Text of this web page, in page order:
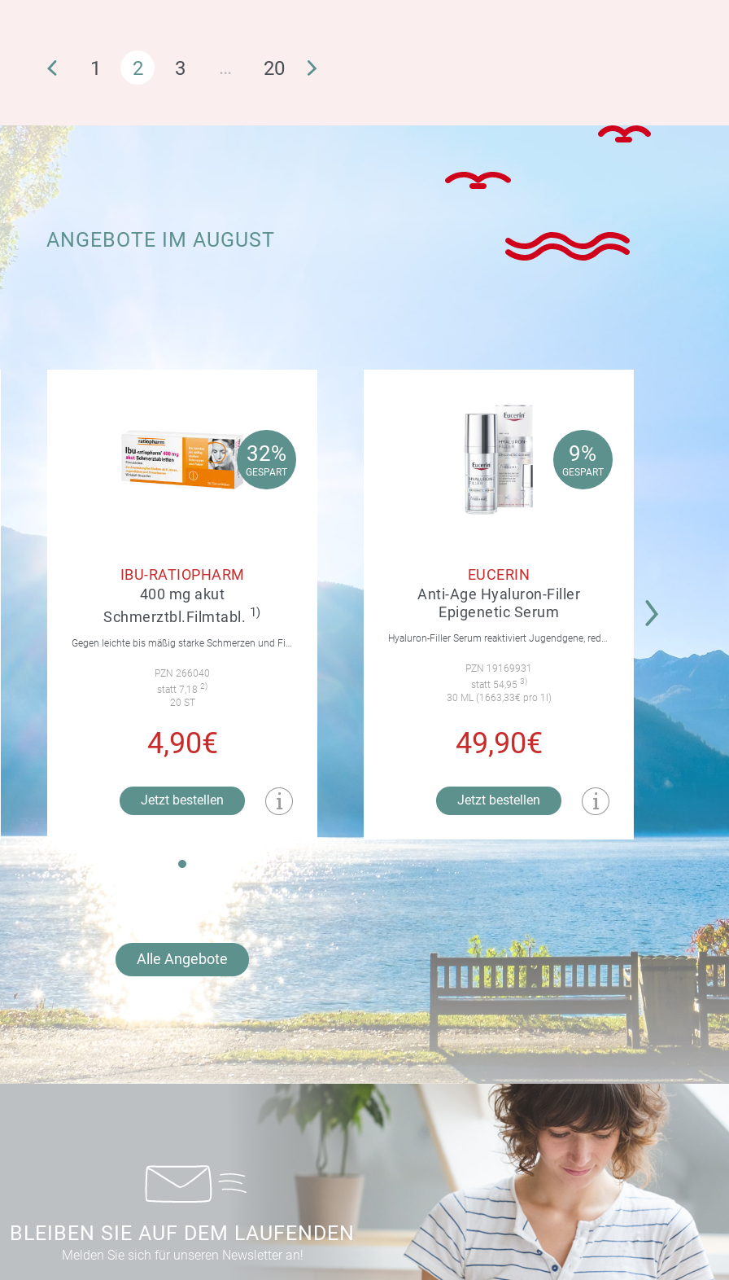
1 2 3 … 20
ANGEBOTE IM AUGUST
32%
GESPART
32%
GESPART
IBU-RATIOPHARM
400 mg akut
Schmerztbl.Filmtabl. 1)
Gegen leichte bis mäßig starke Schmerzen und Fieber.
PZN 266040
statt 7,18 2)
20 ST
4,90€
Jetzt bestellen
9%
GESPART
9%
GESPART
EUCERIN
Anti-Age Hyaluron-Filler
Epigenetic Serum
Hyaluron-Filler Serum reaktiviert Jugendgene, reduziert Falten und feine Linien, spendet intensive Feuchtigkeit und strafft die Gesichtskonturen.
PZN 19169931
statt 54,95 3)
30 ML (1663,33€ pro 1l)
49,90€
Jetzt bestellen
Alle Angebote
BLEIBEN SIE AUF DEM LAUFENDEN
Melden Sie sich für unseren Newsletter an!